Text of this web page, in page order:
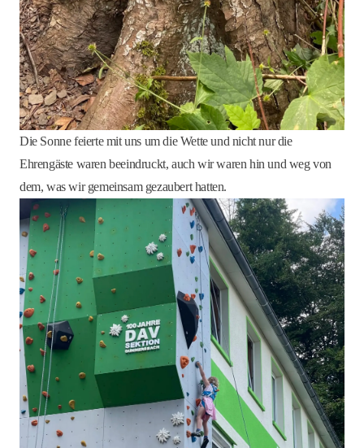
Die Sonne feierte mit uns um die Wette und nicht nur die
Ehrengäste waren beeindruckt, auch wir waren hin und weg von
dem, was wir gemeinsam gezaubert hatten.